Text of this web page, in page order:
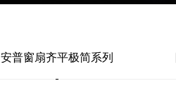
安普窗扇齐平极简系列